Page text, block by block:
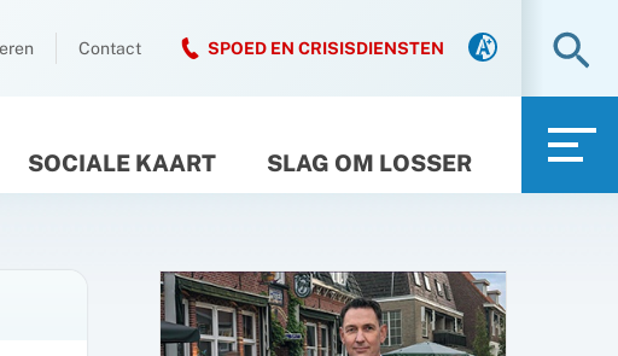
Contact SPOED EN CRISISDIENSTEN
SOCIALE KAART SLAG OM LOSSER